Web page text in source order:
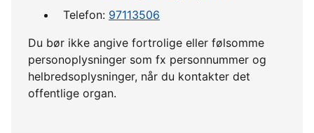
Telefon: 97113506
Du bør ikke angive fortrolige eller følsomme
personoplysninger som fx personnummer og
helbredsoplysninger, når du kontakter det
offentlige organ.